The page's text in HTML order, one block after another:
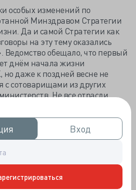
Вход
Вход
особых изменений по
Минздравом Стратегии
Да и самой Стратегии как
на эту тему оказались
Ведомство обещало, что первый
днём начала жизни
даже к поздней весне не
с сотоварищами из других
Не все отрасли
потребления россиянами
питие алкоголя и удорожание
терапевтического
поимел замечание от Счётной
– это образ жизни МЗ, которое
не через месяц, как
что констатировала